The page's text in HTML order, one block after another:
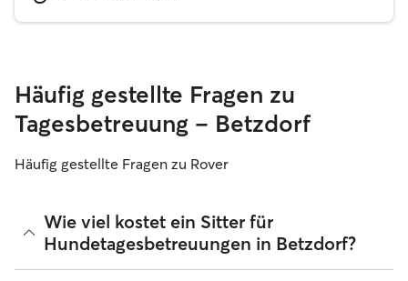
Häufig gestellte Fragen zu
Tagesbetreuung – Betzdorf
Häufig gestellte Fragen zu Rover
Wie viel kostet ein Sitter für
Hundetagesbetreuungen in Betzdorf?